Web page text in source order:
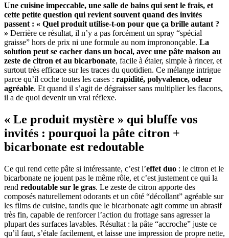
Une cuisine impeccable, une salle de bains qui sent le frais, et
cette petite question qui revient souvent quand des invités
passent : « Quel produit utilise-t-on pour que ça brille autant ?
» Derrière ce résultat, il n’y a pas forcément un spray “spécial
graisse” hors de prix ni une formule au nom imprononçable. La
solution peut se cacher dans un bocal, avec une pâte maison au
zeste de citron et au bicarbonate, facile à étaler, simple à rincer, et
surtout très efficace sur les traces du quotidien. Ce mélange intrigue
parce qu’il coche toutes les cases : rapidité, polyvalence, odeur
agréable. Et quand il s’agit de dégraisser sans multiplier les flacons,
il a de quoi devenir un vrai réflexe.
« Le produit mystère » qui bluffe vos
invités : pourquoi la pâte citron +
bicarbonate est redoutable
Ce qui rend cette pâte si intéressante, c’est l’effet duo : le citron et le
bicarbonate ne jouent pas le même rôle, et c’est justement ce qui la
rend redoutable sur le gras. Le zeste de citron apporte des
composés naturellement odorants et un côté “décollant” agréable sur
les films de cuisine, tandis que le bicarbonate agit comme un abrasif
très fin, capable de renforcer l’action du frottage sans agresser la
plupart des surfaces lavables. Résultat : la pâte “accroche” juste ce
qu’il faut, s’étale facilement, et laisse une impression de propre nette,